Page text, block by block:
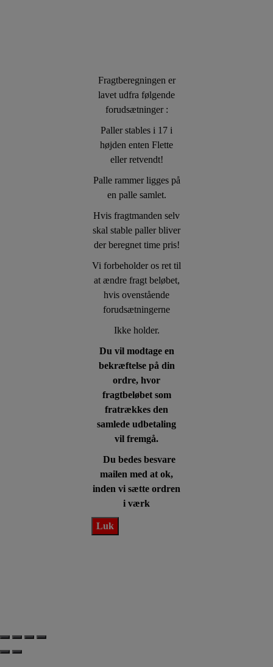
Fragtberegningen er
lavet udfra følgende
forudsætninger :
Paller stables i 17 i
højden enten Flette
eller retvendt!
Palle rammer ligges på
en palle samlet.
Hvis fragtmanden selv
skal stable paller bliver
der beregnet time pris!
Vi forbeholder os ret til
at ændre fragt beløbet,
hvis ovenstående
forudsætningerne
Ikke holder.
Du vil modtage en
bekræftelse på din
ordre, hvor
fragtbeløbet som
fratrækkes den
samlede udbetaling
vil fremgå.
Du bedes besvare
mailen med at ok,
inden vi sætte ordren
i værk
Luk